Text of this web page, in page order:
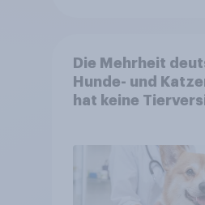
Die Mehrheit
Hunde- und
hat keine